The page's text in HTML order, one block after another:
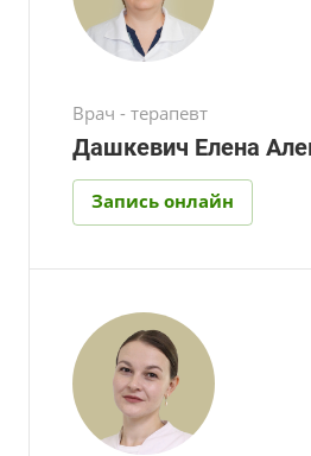
Врач - терапевт
Дашкевич Елена
Запись онлайн